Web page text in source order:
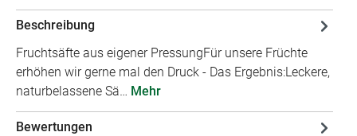
Beschreibung
Fruchtsäfte aus eigener PressungFür unsere Früchte
erhöhen wir gerne mal den Druck - Das Ergebnis:Leckere,
naturbelassene Sä… Mehr
Bewertungen